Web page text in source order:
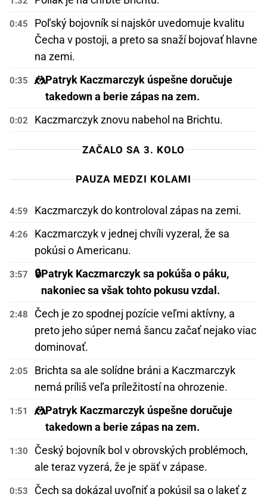
0:45
Poľský bojovník si najskôr uvedomuje kvalitu
Čecha v postoji, a preto sa snaží bojovať hlavne
na zemi.
0:35 🤼Patryk Kaczmarczyk úspešne doručuje
takedown a berie zápas na zem.
0:02 Kaczmarczyk znovu nabehol na Brichtu.
ZAČALO SA 3. KOLO
PAUZA MEDZI KOLAMI
4:59 Kaczmarczyk do kontroloval zápas na zemi.
4:26
Kaczmarczyk v jednej chvíli vyzeral, že sa
pokúsi o Americanu.
3:57 🔒Patryk Kaczmarczyk sa pokúša o páku,
nakoniec sa však tohto pokusu vzdal.
2:48
Čech je zo spodnej pozície veľmi aktívny, a
preto jeho súper nemá šancu začať nejako viac
dominovať.
2:05
Brichta sa ale solídne bráni a Kaczmarczyk
nemá príliš veľa príležitostí na ohrozenie.
1:51 🤼Patryk Kaczmarczyk úspešne doručuje
takedown a berie zápas na zem.
1:30
Český bojovník bol v obrovských problémoch,
ale teraz vyzerá, že je späť v zápase.
0:53
Čech sa dokázal uvoľniť a pokúsil sa o lakeť z